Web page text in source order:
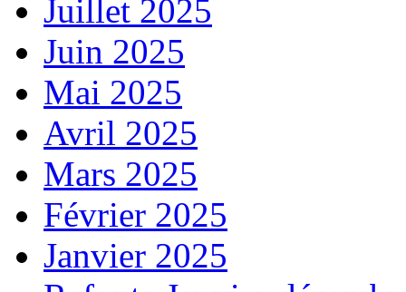
Juillet 2025
Juin 2025
Mai 2025
Avril 2025
Mars 2025
Février 2025
Janvier 2025